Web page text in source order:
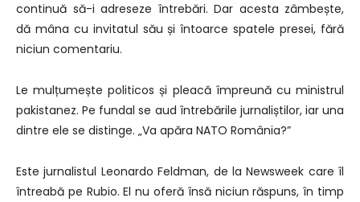
continuă să-i adreseze întrebări. Dar acesta zâmbește,
dă mâna cu invitatul său și întoarce spatele presei, fără
niciun comentariu.
Le mulțumește politicos și pleacă împreună cu ministrul
pakistanez. Pe fundal se aud întrebările jurnaliștilor, iar una
dintre ele se distinge. „Va apăra NATO România?”
Este jurnalistul Leonardo Feldman, de la Newsweek care îl
întreabă pe Rubio. El nu oferă însă niciun răspuns, în timp